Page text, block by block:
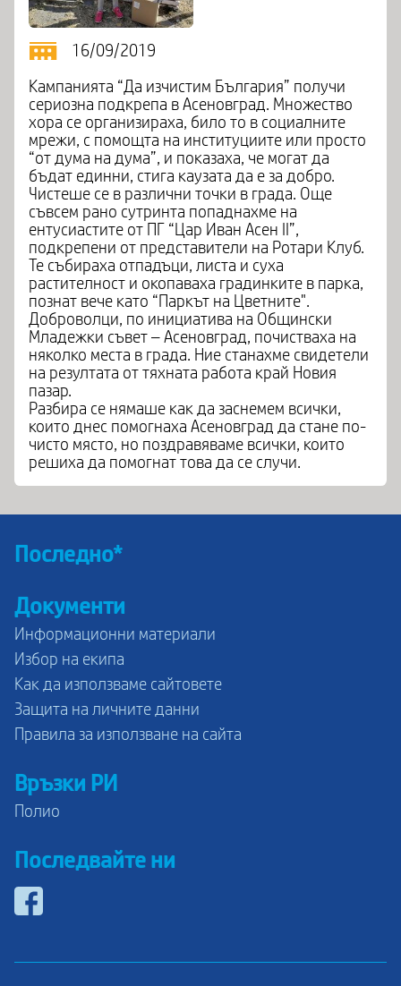
16/09/2019
Кампанията “Да изчистим България” получи
сериозна подкрепа в Асеновград. Множество
хора се организираха, било то в социалните
мрежи, с помощта на институциите или просто
“от дума на дума”, и показаха, че могат да
бъдат единни, стига каузата да е за добро.
Чистеше се в различни точки в града. Още
съвсем рано сутринта попаднахме на
ентусиастите от ПГ “Цар Иван Асен II”,
подкрепени от представители на Ротари Клуб.
Те събираха отпадъци, листа и суха
растителност и окопаваха градинките в парка,
познат вече като “Паркът на Цветните".
Доброволци, по инициатива на Общински
Младежки съвет – Асеновград, почистваха на
няколко места в града. Ние станахме свидетели
на резултата от тяхната работа край Новия
пазар.
Разбира се нямаше как да заснемем всички,
които днес помогнаха Асеновград да стане по-
чисто място, но поздравяваме всички, които
решиха да помогнат това да се случи.
Последно*
Документи
Информационни материали
Избор на екипа
Как да използваме сайтовете
Защита на личните данни
Правила за използване на сайта
Връзки РИ
Полио
Последвайте ни